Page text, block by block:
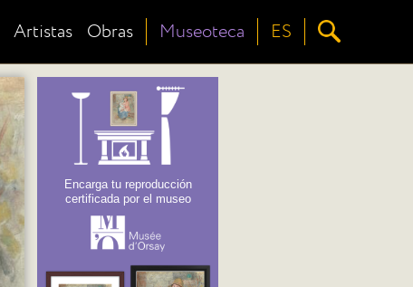
Artistas Obras Museoteca ES
Encarga tu reproducción
certificada por el museo